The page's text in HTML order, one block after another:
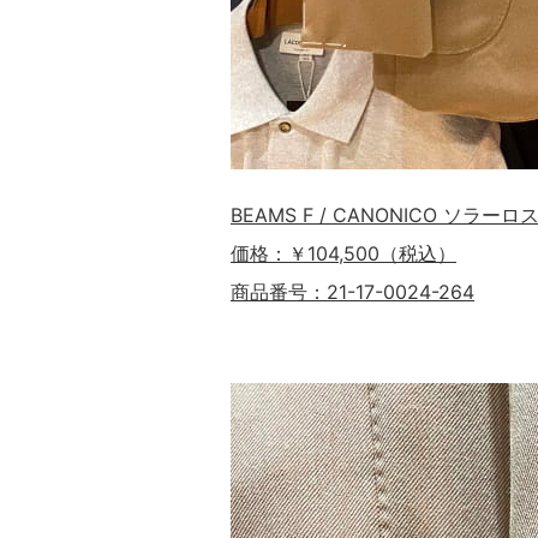
BEAMS F / CANONICO ソラーロ
価格：￥104,500（税込）
商品番号：21-17-0024-264